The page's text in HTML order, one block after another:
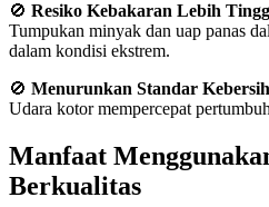
🚫 Resiko Kebakaran Lebih
Tumpukan minyak dan uap panas
dalam kondisi ekstrem.
🚫 Menurunkan Standar
Udara kotor mempercepat
Manfaat
Berkualitas